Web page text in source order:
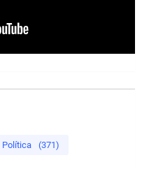
Política (371)